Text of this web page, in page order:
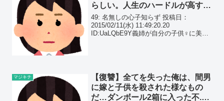
らしい。人生のハードルが高すぎ
て…
49: 名無しの心子知らず 投稿日：
2015/02/11(水) 11:49:20.20
ID:UaLQbE9Y義姉が自分の子供♀に美奇
マジキチ
【復讐】全てを失った俺は、間男
に嫁と子供を殺された様なもの
だ…ダンボール2箱に入った不.倫